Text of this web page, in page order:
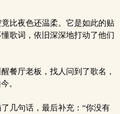
比夜色还温柔。它是如此的贴
歌词，依旧深深地打动了他们
餐厅老板，找人问到了歌名，
。
几句话，最后补充：“你没有